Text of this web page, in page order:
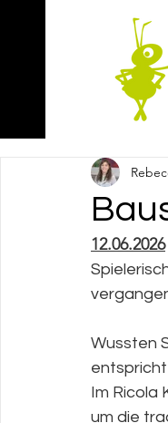
12.06.2026
Wussten
entspricht
Im Ricola
um die